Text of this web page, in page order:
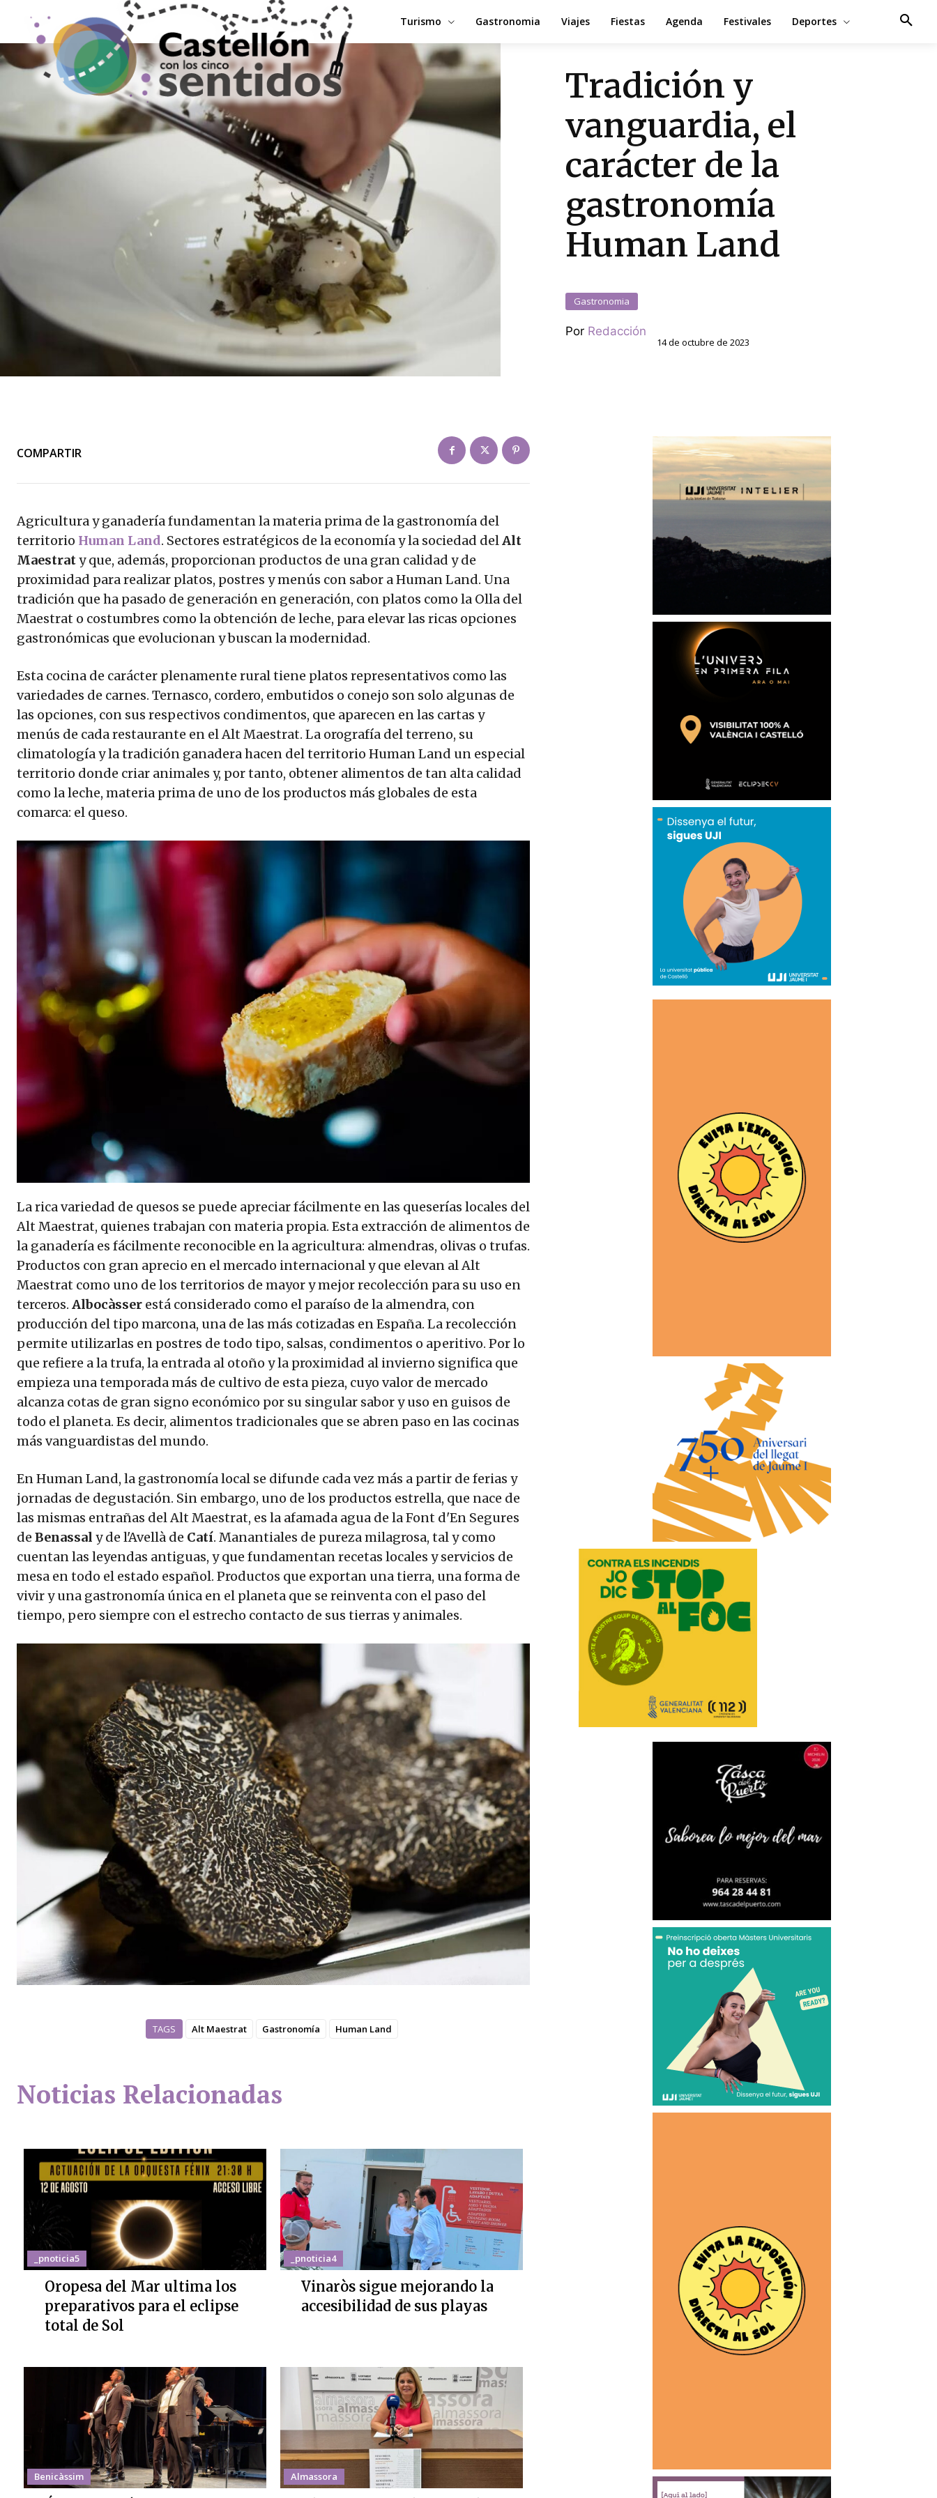
Turismo Gastronomia Viajes Fiestas Agenda Festivales Deportes
Tradición y
vanguardia, el
carácter de la
gastronomía
Human Land
Gastronomia
Por Redacción
14 de octubre de 2023
COMPARTIR
Agricultura y ganadería fundamentan la materia prima de la gastronomía del
territorio Human Land. Sectores estratégicos de la economía y la sociedad delAlt
Maestraty que, además, proporcionan productos de una gran calidad y de
proximidad para realizar platos, postres y menús con sabor a Human Land. Una
tradición que ha pasado de generación en generación, con platos como la Olla del
Maestrat o costumbres como la obtención de leche, para elevar las ricas opciones
gastronómicas que evolucionan y buscan la modernidad.
Esta cocina de carácter plenamente rural tiene platos representativos como las
variedades de carnes. Ternasco, cordero, embutidos o conejo son solo algunas de
las opciones, con sus respectivos condimentos, que aparecen en las cartas y
menús de cada restaurante en el Alt Maestrat. La orografía del terreno, su
climatología y la tradición ganadera hacen del territorio Human Land un especial
territorio donde criar animales y, por tanto, obtener alimentos de tan alta calidad
como la leche, materia prima de uno de los productos más globales de esta
comarca: el queso.
La rica variedad de quesos se puede apreciar fácilmente en las queserías locales del
Alt Maestrat, quienes trabajan con materia propia. Esta extracción de alimentos de
la ganadería es fácilmente reconocible en la agricultura: almendras, olivas o trufas.
Productos con gran aprecio en el mercado internacional y que elevan al Alt
Maestrat como uno de los territorios de mayor y mejor recolección para su uso en
terceros. Albocàsser está considerado como el paraíso de la almendra, con
producción del tipo marcona, una de las más cotizadas en España. La recolección
permite utilizarlas en postres de todo tipo, salsas, condimentos o aperitivo. Por lo
que refiere a la trufa, la entrada al otoño y la proximidad al invierno significa que
empieza una temporada más de cultivo de esta pieza, cuyo valor de mercado
alcanza cotas de gran signo económico por su singular sabor y uso en guisos de
todo el planeta. Es decir, alimentos tradicionales que se abren paso en las cocinas
más vanguardistas del mundo.
En Human Land, la gastronomía local se difunde cada vez más a partir de ferias y
jornadas de degustación. Sin embargo, uno de los productos estrella, que nace de
las mismas entrañas del Alt Maestrat, es la afamada agua de la Font d'En Segures
de Benassal y de l'Avellà de Catí. Manantiales de pureza milagrosa, tal y como
cuentan las leyendas antiguas, y que fundamentan recetas locales y servicios de
mesa en todo el estado español. Productos que exportan una tierra, una forma de
vivir y una gastronomía única en el planeta que se reinventa con el paso del
tiempo, pero siempre con el estrecho contacto de sus tierras y animales.
TAGS Alt Maestrat Gastronomía Human Land
Noticias Relacionadas
_pnoticia5
Oropesa del Mar ultima los
preparativos para el eclipse
total de Sol
_pnoticia4
Vinaròs sigue mejorando la
accesibilidad de sus playas
Benicàssim Almassora